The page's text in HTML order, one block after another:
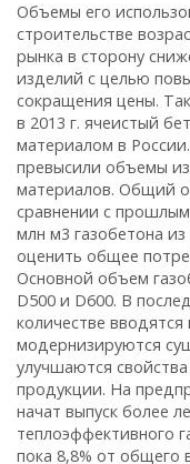
Объемы его
строительстве
рынка в сторону
изделий с целью
сокращения цены.
в 2013 г. ячеистый
материалом в
превысили объемы
материалов. Общий
сравнении с
млн м3 газобетона
оценить общее
Основной объем
D500 и D600. В
количестве
модернизируются
улучшаются
продукции. На
начат выпуск более
теплоэффективного
пока 8,8% от общего